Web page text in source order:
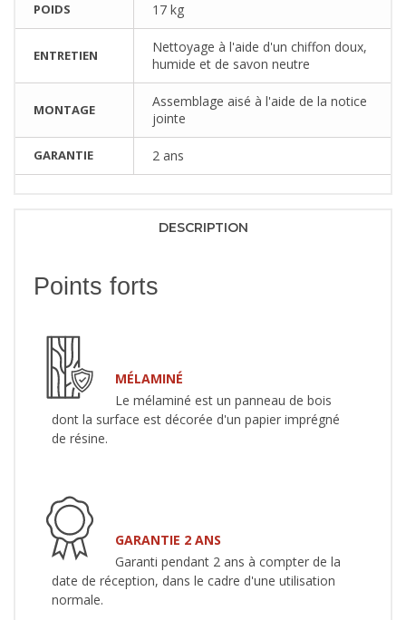
POIDS 17 kg
ENTRETIEN
Nettoyage à l'aide d'un chiffon doux,
humide et de savon neutre
MONTAGE
Assemblage aisé à l'aide de la notice
jointe
GARANTIE 2 ans
DESCRIPTION
Points forts
MÉLAMINÉ
Le mélaminé est un panneau de bois
dont la surface est décorée d'un papier imprégné
de résine.
GARANTIE 2 ANS
Garanti pendant 2 ans à compter de la
date de réception, dans le cadre d'une utilisation
normale.